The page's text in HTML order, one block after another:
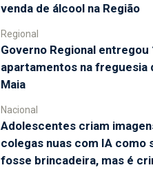
venda de álcool na Região
Regional
Governo Regional entregou
apartamentos na freguesia
Maia
Nacional
Adolescentes criam
colegas nuas com IA como
fosse brincadeira, mas é